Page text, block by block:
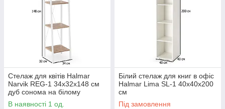
Стелаж для квітів Halmar
Narvik REG-1 34х32х148 см
дуб сонома на білому
сталевому каркасі
В наявності 1 од.
Білий стелаж для книг в офіс
Halmar Lima SL-1 40х40х200
см
Під замовлення